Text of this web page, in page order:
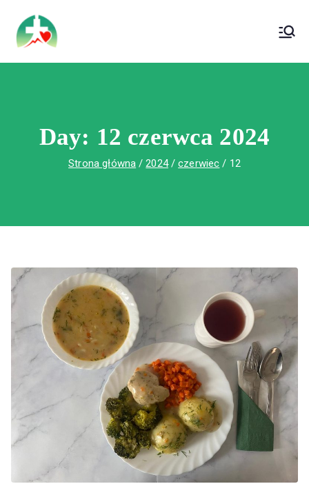
treści
Wojewódzki Szpital Specjalistyczny im.
Św. Rafała w Czerwonej Górze
Day: 12 czerwca 2024
Strona główna 2024 czerwiec 12